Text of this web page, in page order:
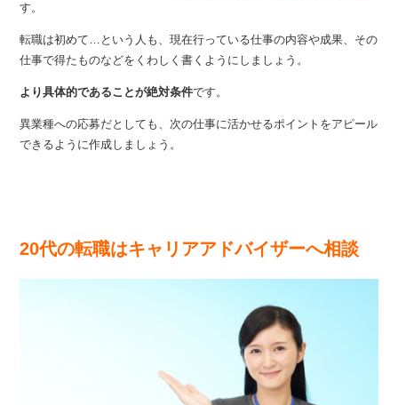
す。
転職は初めて…という人も、現在行っている仕事の内容や成果、その
仕事で得たものなどをくわしく書くようにしましょう。
より具体的であることが絶対条件です。
異業種への応募だとしても、次の仕事に活かせるポイントをアピール
できるように作成しましょう。
20代の転職はキャリアアドバイザーへ相談